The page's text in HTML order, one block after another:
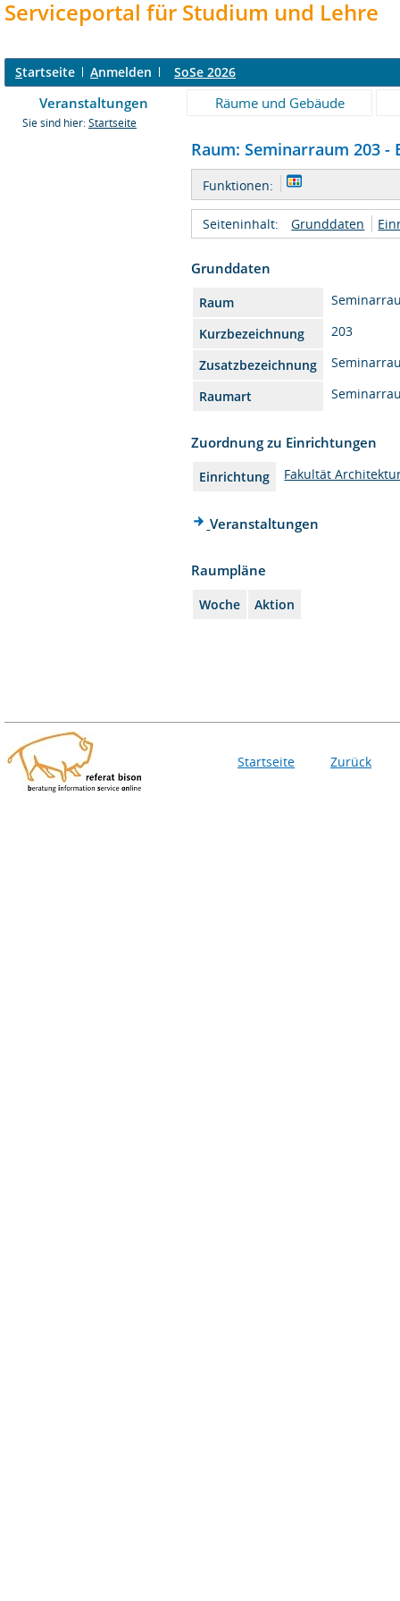
Serviceportal für Studium und Lehre
Startseite Anmelden SoSe 2026
Veranstaltungen Räume und Gebäude
Sie sind hier: Startseite
Raum: Seminarraum 203 -
Funktionen:
Seiteninhalt: Grunddaten
Grunddaten
Raum
Kurzbezeichnung
203
Zusatzbezeichnung
Raumart
Zuordnung zu Einrichtungen
Einrichtung Fakultät
Veranstaltungen
Raumpläne
Woche Aktion
Startseite Zurück